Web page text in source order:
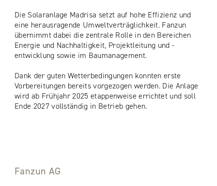
Die Solaranlage Madrisa setzt auf hohe Effizienz und
eine herausragende Umweltverträglichkeit. Fanzun
übernimmt dabei die zentrale Rolle in den Bereichen
Energie und Nachhaltigkeit, Projektleitung und -
entwicklung sowie im Baumanagement.
Dank der guten Wetterbedingungen konnten erste
Vorbereitungen bereits vorgezogen werden. Die Anlage
wird ab Frühjahr 2025 etappenweise errichtet und soll
Ende 2027 vollständig in Betrieb gehen.
Fanzun AG